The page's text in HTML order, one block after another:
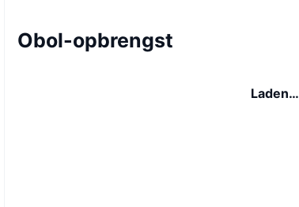
Obol-opbrengst
Laden…